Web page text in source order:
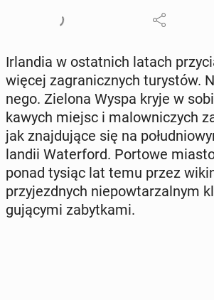
Ir­lan­dia w ostat­nich latach
więcej za­gra­nicz­nych tu­ry­stów.
ne­go. Zielona Wyspa kryje w
ka­wych miejsc i ma­low­ni­czych
jak znaj­du­ją­ce się na
lan­dii Wa­ter­ford. Portowe
ponad tysiąc lat temu przez
przy­jezd­nych nie­po­wta­rzal­nym
gu­ją­cy­mi za­byt­ka­mi.